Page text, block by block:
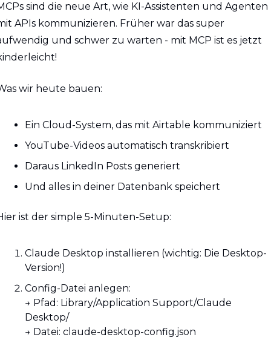
sind die neue Art, wie KI-Assistenten und Agenten
APIs kommunizieren. Früher war das super
und schwer zu warten - mit MCP ist es jetzt
wir heute bauen:
Ein Cloud-System, das mit Airtable kommuniziert
YouTube-Videos automatisch transkribiert
Daraus LinkedIn Posts generiert
Und alles in deiner Datenbank speichert
ist der simple 5-Minuten-Setup:
Claude Desktop installieren (wichtig: Die Desktop-
Version!)
Config-Datei anlegen:
→ Pfad: Library/Application Support/Claude
Desktop/
→ Datei: claude-desktop-config.json